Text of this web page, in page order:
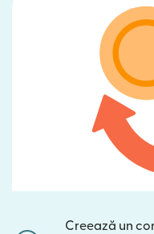
Creează un